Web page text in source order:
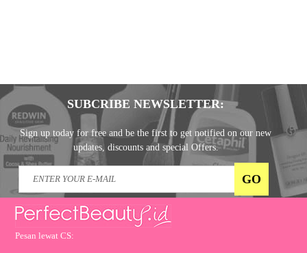
SUBCRIBE NEWSLETTER:
Sign up today for free and be the first to get notified on our new
updates, discounts and special Offers.
Pesan lewat CS: